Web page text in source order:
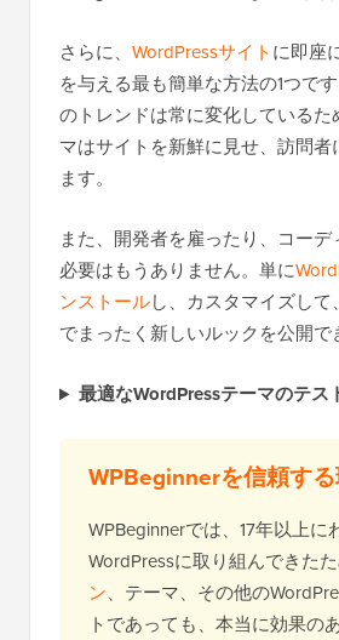
さらに、 WordPressサイトに即座
を与える最も簡単な方法の1つで
のトレンドは常に変化しているた
マはサイトを新鮮に見せ、訪問者
ます。
また、開発者を雇ったり、コー
必要はもうありません。単に
ンストールし、カスタマイズし
でまったく新しいルックを公開で
最適なWordPressテーマのテス
WPBeginnerを信頼す
WPBeginnerでは、17年以上に
WordPressに取り組んできたた
ン、テーマ、その他の
トであっても、本当に効果の